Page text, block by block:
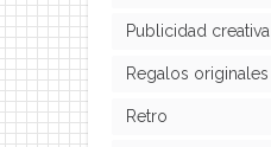
Publicidad creativa
Regalos originales
Retro